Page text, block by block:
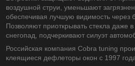
воздушной струи, уменьшают
обеспечивая лучшую видимость через
Позволяют приоткрывать стекла даже
снегопад, подчеркивают силуэт
Российская компания Cobra tuning
клеящиеся дефлеторы окон с 1997